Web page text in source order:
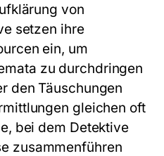
von
setzen ihre
ein, um
zu durchdringen
den Täuschungen
gleichen oft
bei dem Detektive
zusammenführen